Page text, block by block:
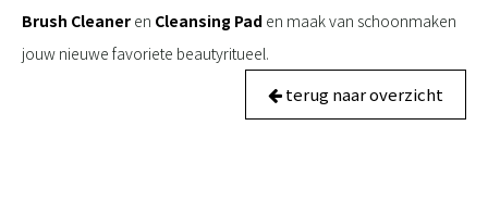
Brush Cleaner en Cleansing Pad en maak van schoonmaken
jouw nieuwe favoriete beautyritueel.
terug naar overzicht